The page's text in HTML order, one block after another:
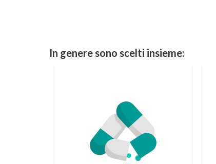
In genere sono scelti insieme: